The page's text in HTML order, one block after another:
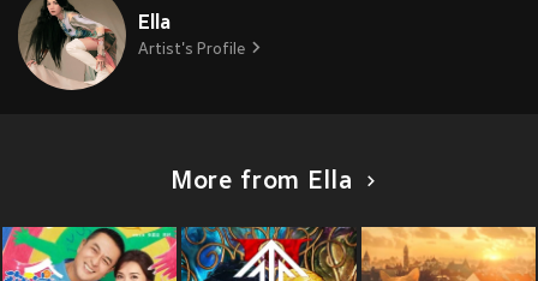
Ella
Artist's Profile
More from Ella